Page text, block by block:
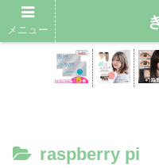
raspberry pi
メニュー